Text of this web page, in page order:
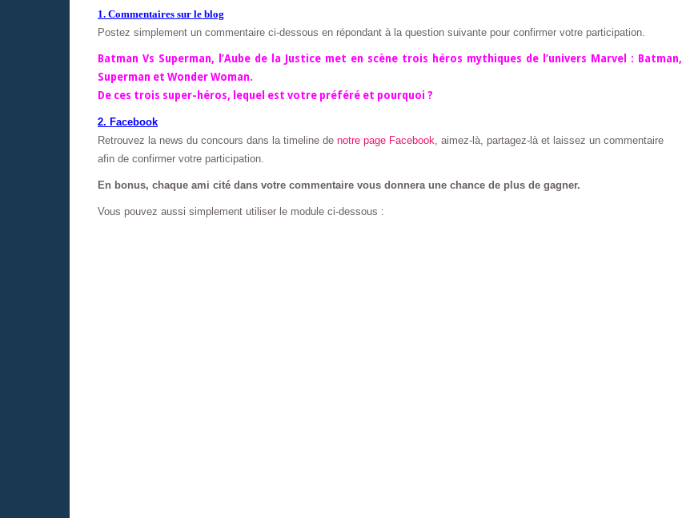
1. Commentaires sur le blog
Postez simplement un commentaire ci-dessous en répondant à la question suivante pour confirmer votre participation.
Batman Vs Superman, l’Aube de la Justice met en scène trois héros mythiques de l’univers Marvel : Batman,
Superman et Wonder Woman.
De ces trois super-héros, lequel est votre préféré et pourquoi ?
2. Facebook
Retrouvez la news du concours dans la timeline de notre page Facebook, aimez-là, partagez-là et laissez un commentaire
afin de confirmer votre participation.
En bonus, chaque ami cité dans votre commentaire vous donnera une chance de plus de gagner.
Vous pouvez aussi simplement utiliser le module ci-dessous :